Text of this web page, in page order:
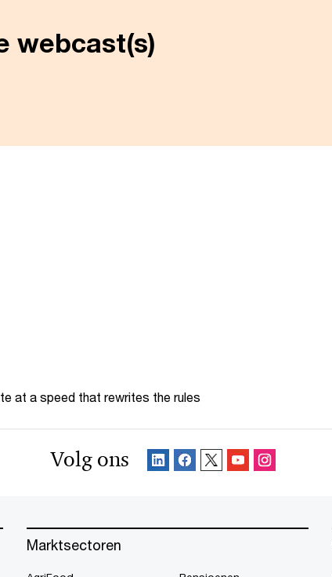
webcast(s)
at a speed that rewrites the rules
Volg ons
Marktsectoren